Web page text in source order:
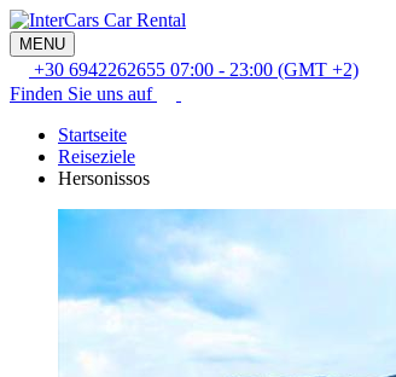
MENU
+30 6942262655 07:00 - 23:00 (GMT +2)
Finden Sie uns auf
Startseite
Reiseziele
Hersonissos